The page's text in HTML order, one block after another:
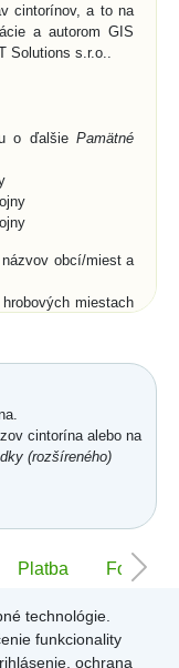
cintorínov, a to na
a autorom GIS
Solutions s.r.o..
o ďalšie Pamätné
obcí/miest a
miestach
aj podľa dátumu
mesta, alebo na
na portáli,
na vyhľadaných
pamätníkoch s
záznamov cintorína
Karta
záložky -
číslo hrobového
miesta,
cintorína alebo na
(rozšíreného)
Platba Foto
technológie.
funkcionality
ochrana